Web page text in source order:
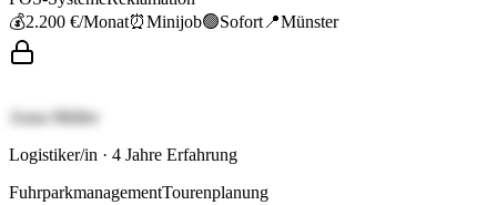
💰2.200 €/Monat⏰Minijob🟢Sofort 📍Münster
Anna Müller
Logistiker/in · 4 Jahre Erfahrung
FuhrparkmanagementTourenplanung